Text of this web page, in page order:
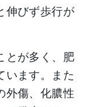
伸びず歩行が
とが多く、肥
います。また
外傷、化膿性